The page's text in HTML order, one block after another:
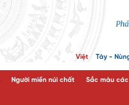
Việt Tày -
Người miền núi chất Sắc màu